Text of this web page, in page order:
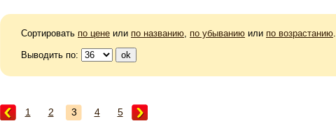
Сортировать по цене или по названию, по убыванию или по возрастанию.
Выводить по:
1 2 3 4 5